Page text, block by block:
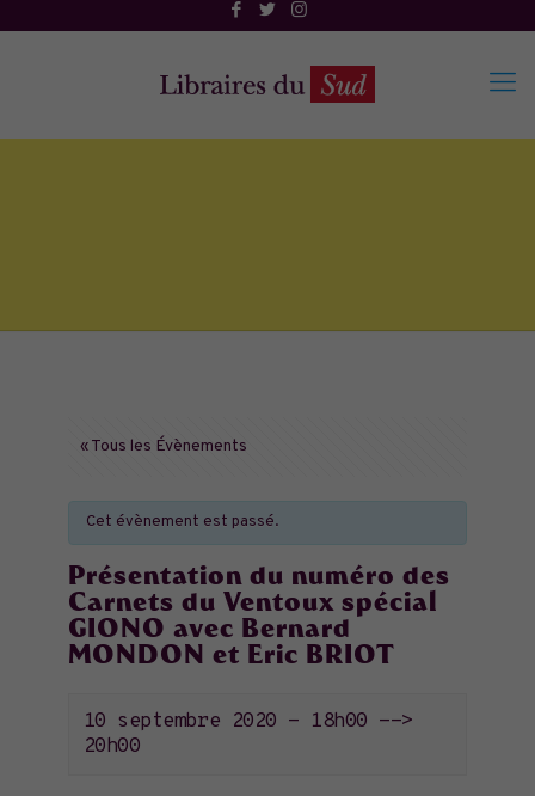
« Tous les Évènements
Cet évènement est passé.
Présentation du numéro des
Carnets du Ventoux spécial
GIONO avec Bernard
MONDON et Eric BRIOT
10 septembre 2020 - 18h00 -->
20h00